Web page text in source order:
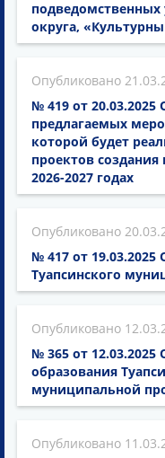
округа,
№ 419 от
предлагаемых
которой будет
проектов
2026-2027 годах
№ 417 от
Туапсинского
№ 365 от
образования
муниципальной